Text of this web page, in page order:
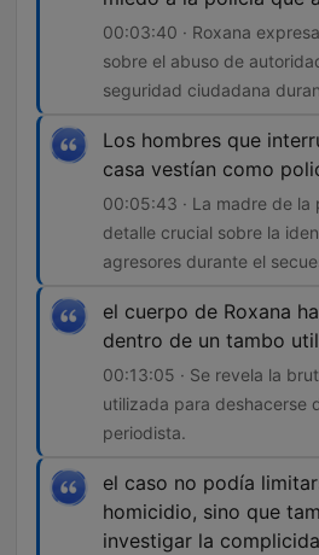
00:03:40 · Roxana
sobre el abuso de
seguridad ciudadana
Los hombres que
casa vestían como
00:05:43 · La madre de la
detalle crucial sobre la
agresores durante el
el cuerpo de Roxana
dentro de un tambo
00:13:05 · Se revela la
utilizada para deshacerse
periodista.
el caso no podía
homicidio, sino que
investigar la